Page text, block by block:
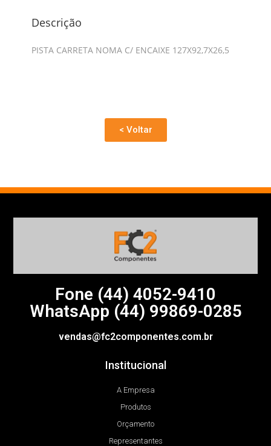
Descrição
PISTA CARRETA NOMA C/ ENCAIXE 127X92,7X26,5
< Voltar
Fone (44) 4052-9410
WhatsApp (44) 99869-0285
vendas@fc2componentes.com.br
Institucional
A Empresa
Produtos
Orçamento
Representantes